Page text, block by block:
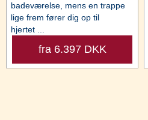
badeværelse, mens en trappe
lige frem fører dig op til
hjertet ...
fra 6.397 DKK